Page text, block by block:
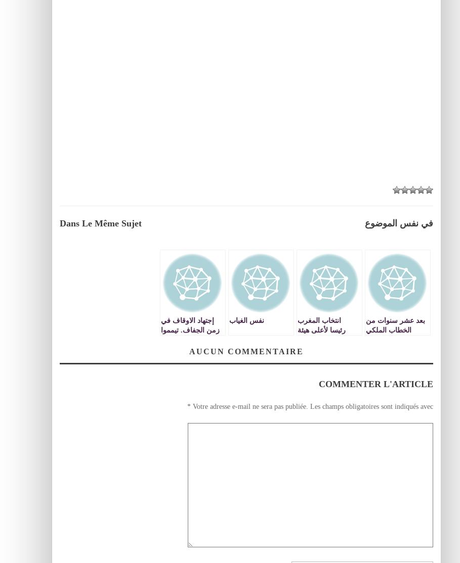
Dans Le Même Sujet في نفس الموضوع
بعد عشر سنوات من
الخطاب الملكي
انتخاب المغرب
رئيسا لأعلى هيئة
العسكري في
الأسود!!
نفس الغياب
إجتهاد الاوقاف في
زمن الجفاف. تيمموا
AUCUN COMMENTAIRE
COMMENTER L'ARTICLE
Votre adresse e-mail ne sera pas publiée. Les champs obligatoires sont indiqués avec
*